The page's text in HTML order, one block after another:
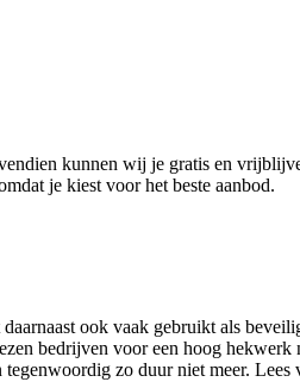
kunnen wij je gratis en
je kiest voor het beste aanbod.
ook vaak gebruikt als
bedrijven voor een hoog
zo duur niet meer. Lees